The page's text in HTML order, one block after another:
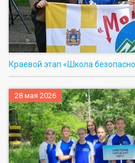
Краевой этап «Школа
28 мая 2026